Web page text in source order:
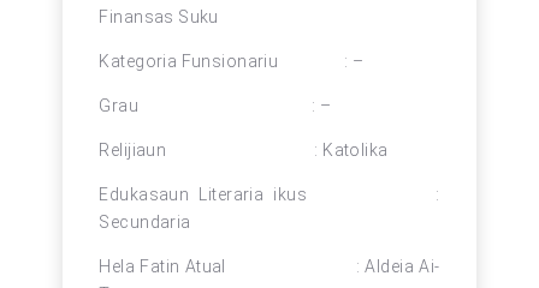
Finansas Suku
Kategoria Funsionariu : –
Grau : –
Relijiaun : Katolika
Edukasaun Literaria ikus :
Secundaria
Hela Fatin Atual : Aldeia Ai-